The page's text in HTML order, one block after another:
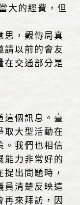
大的經費，但
，觀傳局真
請以前的會友
在交通部分是
個訊息。臺
取大型活動在
。我們也相信
能力非常好的
出問題時，
員清楚反映這
再來拜訪，因